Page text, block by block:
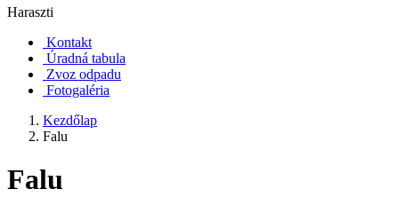
Haraszti
Kontakt
Úradná tabula
Zvoz odpadu
Fotogaléria
Kezdőlap
Falu
Falu